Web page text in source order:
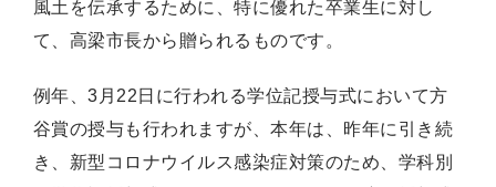
風土を伝承するために、特に優れた卒業生に対し
て、高梁市長から贈られるものです。
例年、3月22日に行われる学位記授与式において方
谷賞の授与も行われますが、本年は、昨年に引き続
き、新型コロナウイルス感染症対策のため、学科別